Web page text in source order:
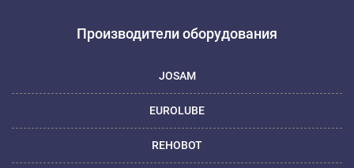
Производители оборудования
JOSAM
EUROLUBE
REHOBOT